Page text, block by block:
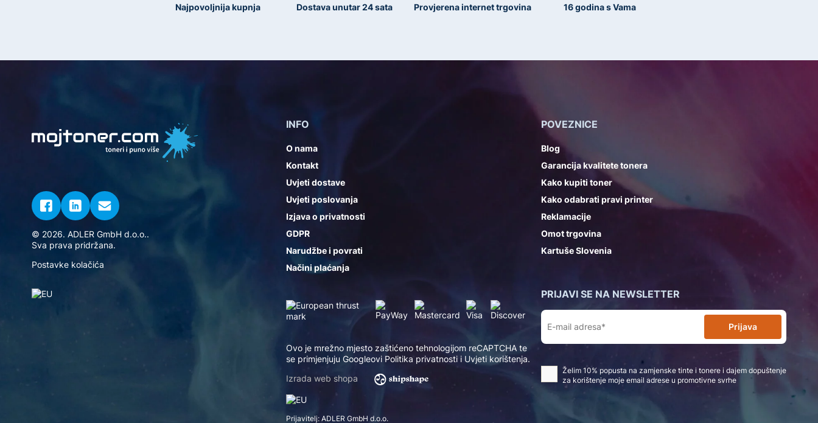
Najpovoljnija kupnja Dostava unutar 24 sata Provjerena internet trgovina 16 godina s Vama
© 2026. ADLER GmbH d.o.o..
Sva prava pridržana.
Postavke kolačića
INFO
O nama
Kontakt
Uvjeti dostave
Uvjeti poslovanja
Izjava o privatnosti
GDPR
Narudžbe i povrati
Načini plaćanja
POVEZNICE
Blog
Garancija kvalitete tonera
Kako kupiti toner
Kako odabrati pravi printer
Reklamacije
Omot trgovina
Kartuše Slovenia
Ovo je mrežno mjesto zaštićeno tehnologijom reCAPTCHA te
se primjenjuju Googleovi Politika privatnosti i Uvjeti korištenja.
Izrada web shopa
Prijavitelj: ADLER GmbH d.o.o.
PRIJAVI SE NA NEWSLETTER
Prijava
Želim 10% popusta na zamjenske tinte i tonere i dajem dopuštenje
za korištenje moje email adrese u promotivne svrhe